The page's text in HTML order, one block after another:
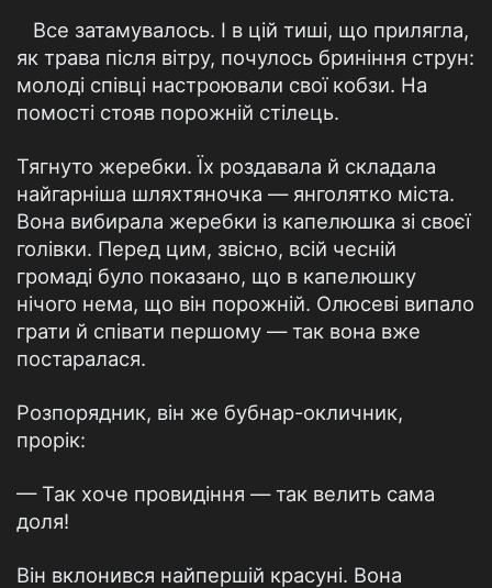
Все затамувалось. І в цій тиші, що прилягла,
як трава після вітру, почулось бриніння струн:
молоді співці настроювали свої кобзи. На
помості стояв порожній стілець.
Тягнуто жеребки. Їх роздавала й складала
найгарніша шляхтяночка — янголятко міста.
Вона вибирала жеребки із капелюшка зі своєї
голівки. Перед цим, звісно, всій чесній
громаді було показано, що в капелюшку
нічого нема, що він порожній. Олюсеві випало
грати й співати першому — так вона вже
постаралася.
Розпорядник, він же бубнар-окличник,
прорік:
— Так хоче провидіння — так велить сама
доля!
Він вклонився найпершій красуні. Вона